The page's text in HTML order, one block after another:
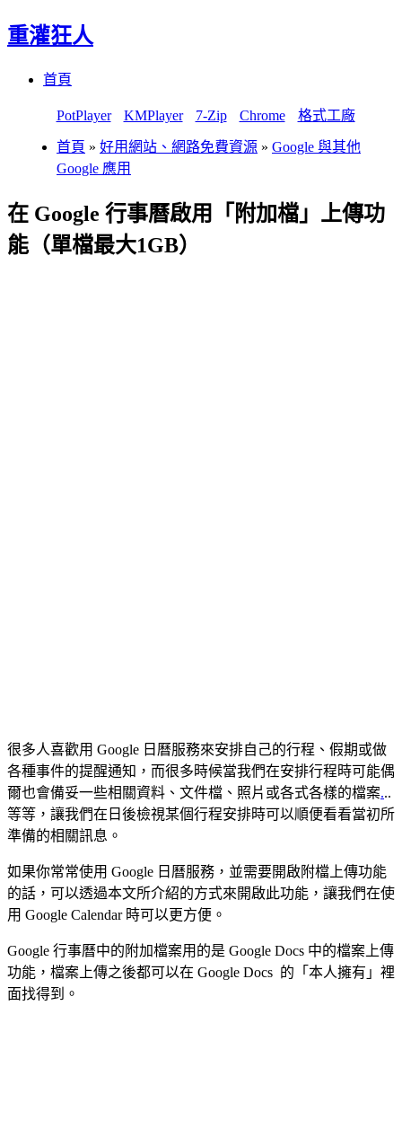
重灌狂人
首頁
PotPlayer KMPlayer 7-Zip Chrome 格式工廠
首頁 » 好用網站、網路免費資源 » Google 與其他
Google 應用
在 Google 行事曆啟用「附加檔」上傳功
能（單檔最大1GB）
很多人喜歡用 Google 日曆服務來安排自己的行程、假期或做
各種事件的提醒通知，而很多時候當我們在安排行程時可能偶
爾也會備妥一些相關資料、文件檔、照片或各式各樣的檔案...
等等，讓我們在日後檢視某個行程安排時可以順便看看當初所
準備的相關訊息。
如果你常常使用 Google 日曆服務，並需要開啟附檔上傳功能
的話，可以透過本文所介紹的方式來開啟此功能，讓我們在使
用 Google Calendar 時可以更方便。
Google 行事曆中的附加檔案用的是 Google Docs 中的檔案上傳
功能，檔案上傳之後都可以在 Google Docs 的「本人擁有」裡
面找得到。